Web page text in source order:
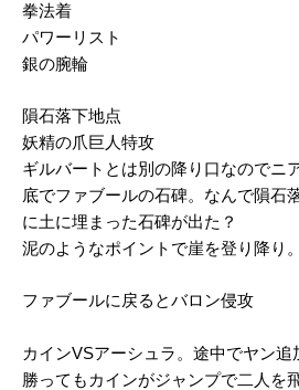
拳法着
パワーリスト
銀の腕輪
隕石落下地点
妖精の爪巨人特攻
ギルバートとは別の降り口なのでニ
底でファブールの石碑。なんで隕石
に土に埋まった石碑が出た？
泥のようなポイントで崖を登り降り
ファブールに戻るとバロン侵攻
カインVSアーシュラ。途中でヤン追
勝ってもカインがジャンプで二人を